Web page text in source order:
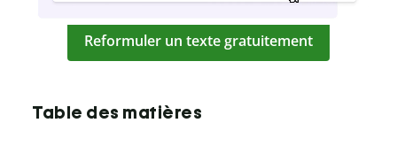
Reformuler un texte gratuitement
Table des matières